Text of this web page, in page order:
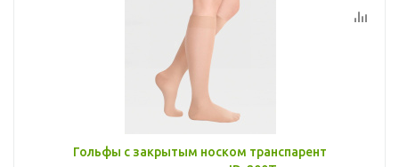
Гольфы с закрытым носком транспарент